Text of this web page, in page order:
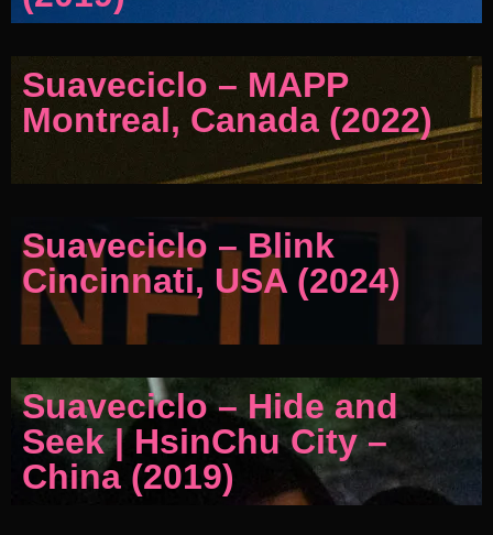
Suaveciclo – MAPP
Montreal, Canada (2022)
Suaveciclo – Blink
Cincinnati, USA (2024)
Suaveciclo – Hide and
Seek | HsinChu City –
China (2019)